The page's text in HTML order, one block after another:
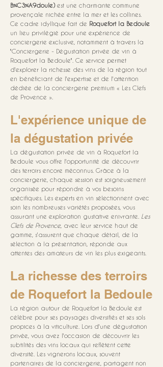
B%C3%A9doule) est une charmante commune
provençale nichée entre la mer et les collines.
Ce cadre idyllique fait de Roquefort la Bedoule
un lieu privilégié pour une expérience de
conciergerie exclusive, notamment à travers la
"Conciergerie - Dégustation privée de vin à
Roquefort la Bedoule". Ce service permet
d'explorer la richesse des vins de la région tout
en bénéficiant de l'expertise et de l'attention
dédiée de la conciergerie premium « Les Clefs
de Provence ».
L'expérience unique de
la dégustation privée
La dégustation privée de vin à Roquefort la
Bedoule vous offre l'opportunité de découvrir
des terroirs encore méconnus. Grâce à la
conciergerie, chaque session est soigneusement
organisée pour répondre à vos besoins
spécifiques. Les experts en vin sélectionnent avec
soin les nombreuses variétés proposées, vous
assurant une exploration gustative enivrante. Les
Clefs de Provence, avec leur service haut de
gamme, s'assurent que chaque détail, de la
sélection à la présentation, réponde aux
attentes des amateurs de vin les plus exigeants.
La richesse des terroirs
de Roquefort la Bedoule
La région autour de Roquefort la Bedoule est
célèbre pour ses paysages diversifiés et ses sols
propices à la viticulture. Lors d'une dégustation
privée, vous avez l'occasion de découvrir les
subtilités des vins locaux qui reflètent cette
diversité. Les vignerons locaux, souvent
partenaires de la conciergerie, partagent non